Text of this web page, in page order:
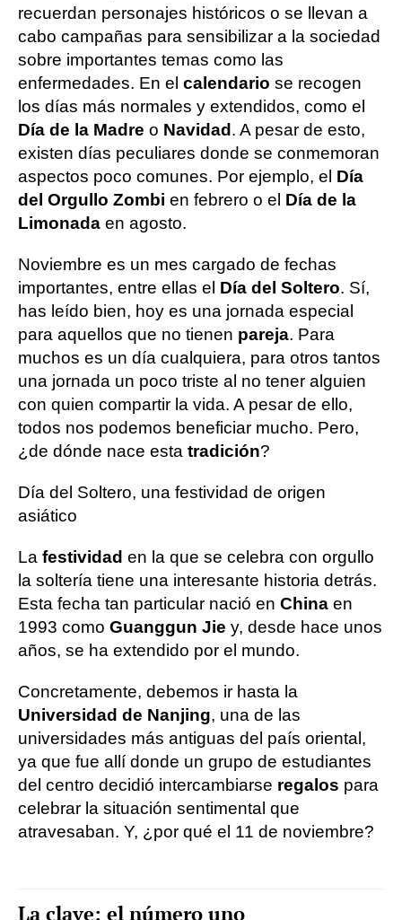
recuerdan personajes históricos o se llevan a
cabo campañas para sensibilizar a la sociedad
sobre importantes temas como las
enfermedades. En el calendario se recogen
los días más normales y extendidos, como el
Día de la Madre o Navidad . A pesar de esto,
existen días peculiares donde se conmemoran
aspectos poco comunes. Por ejemplo, el Día
del Orgullo Zombi en febrero o el Día de la
Limonada en agosto.
Noviembre es un mes cargado de fechas
importantes, entre ellas el Día del Soltero. Sí,
has leído bien, hoy es una jornada especial
para aquellos que no tienen pareja. Para
muchos es un día cualquiera, para otros tantos
una jornada un poco triste al no tener alguien
con quien compartir la vida. A pesar de ello,
todos nos podemos beneficiar mucho. Pero,
¿de dónde nace esta tradición?
Día del Soltero, una festividad de origen
asiático
La festividad en la que se celebra con orgullo
la soltería tiene una interesante historia detrás.
Esta fecha tan particular nació en China en
1993 como Guanggun Jie y, desde hace unos
años, se ha extendido por el mundo.
Concretamente, debemos ir hasta la
Universidad de Nanjing, una de las
universidades más antiguas del país oriental,
ya que fue allí donde un grupo de estudiantes
del centro decidió intercambiarse regalos para
celebrar la situación sentimental que
atravesaban. Y, ¿por qué el 11 de noviembre?
La clave: el número uno